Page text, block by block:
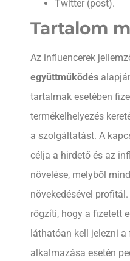
Twitter (post).
Tartalom
Az influencerek
együttműködés
tartalmak esetében
termékelhelyezés
a szolgáltatást. A
célja a hirdető és az
növelése, melyből
növekedésével
rögzíti, hogy a fizetett
láthatóan kell jelezni a
alkalmazása esetén